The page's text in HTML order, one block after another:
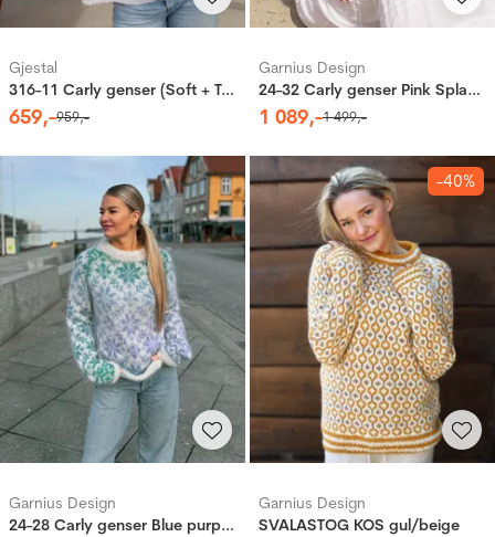
Gjestal
316-11 Carly genser (Soft + Twisty Air)
659,-959,-
Garnius Design
24-32 Carly genser Pink Splash (Mohair + Caness)
1 089,-1 499,-
Garnius Design
24-28 Carly genser Blue purple (Mohair + Caness)
-40%
Garnius Design
SVALASTOG KOS gul/beige